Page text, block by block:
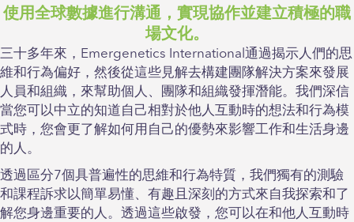
使用全球數據進行溝通，實現協作並建立積極的職
場文化。
三十多年來，Emergenetics International通過揭示人們的思
維和行為偏好，然後從這些見解去構建團隊解決方案來發展
人員和組織，來幫助個人、團隊和組織發揮潛能。我們深信
當您可以中立的知道自己相對於他人互動時的想法和行為模
式時，您會更了解如何用自己的優勢來影響工作和生活身邊
的人。
透過區分7個具普遍性的思維和行為特質，我們獨有的測驗
和課程訴求以簡單易懂、有趣且深刻的方式來自我探索和了
解您身邊重要的人。透過這些啟發，您可以在和他人互動時